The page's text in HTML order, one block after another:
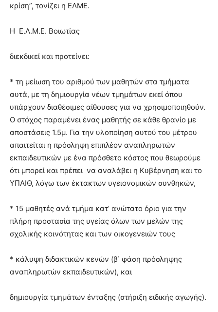
κρίση”, τονίζει η ΕΛΜΕ.
Η Ε.Λ.Μ.Ε. Βοιωτίας
διεκδικεί και προτείνει:
* τη μείωση του αριθμού των μαθητών στα τμήματα
αυτά, με τη δημιουργία νέων τμημάτων εκεί όπου
υπάρχουν διαθέσιμες αίθουσες για να χρησιμοποιηθούν.
Ο στόχος παραμένει ένας μαθητής σε κάθε θρανίο με
αποστάσεις 1.5μ. Για την υλοποίηση αυτού του μέτρου
απαιτείται η πρόσληψη επιπλέον αναπληρωτών
εκπαιδευτικών με ένα πρόσθετο κόστος που θεωρούμε
ότι μπορεί και πρέπει να αναλάβει η Κυβέρνηση και το
ΥΠΑΙΘ, λόγω των έκτακτων υγειονομικών συνθηκών,
* 15 μαθητές ανά τμήμα κατ’ ανώτατο όριο για την
πλήρη προστασία της υγείας όλων των μελών της
σχολικής κοινότητας και των οικογενειών τους
* κάλυψη διδακτικών κενών (β΄ φάση πρόσληψης
αναπληρωτών εκπαιδευτικών), και
δημιουργία τμημάτων ένταξης (στήριξη ειδικής αγωγής).